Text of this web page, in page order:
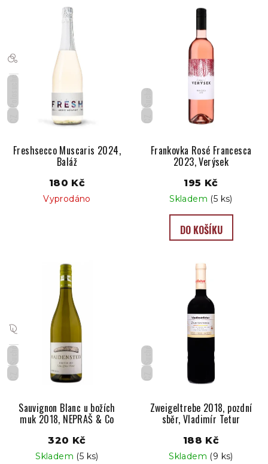
CZ
Freshsecco Muscaris 2024,
Baláž
180 Kč
Vyprodáno
CZ
Suché
Frankovka Rosé Francesca
2023, Verýsek
195 Kč
Skladem (5 ks)
DO KOŠÍKU
CZ
Suché
Sauvignon Blanc u božích
muk 2018, NEPRAŠ & Co
320 Kč
Skladem (5 ks)
CZ
Suché
Zweigeltrebe 2018, pozdní
sběr, Vladimír Tetur
188 Kč
Skladem (9 ks)